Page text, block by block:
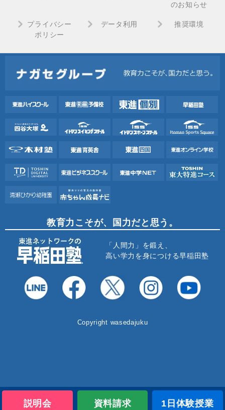
のお知らせ
プライバシー
ポリシー
データ利用 推奨環境
教育力こそが、国力だと思う。
「人間力」を鍛え、
高い学力を身につける早稲田塾
Copyright wasedajuku
説明会 資料請求 1日体験授業